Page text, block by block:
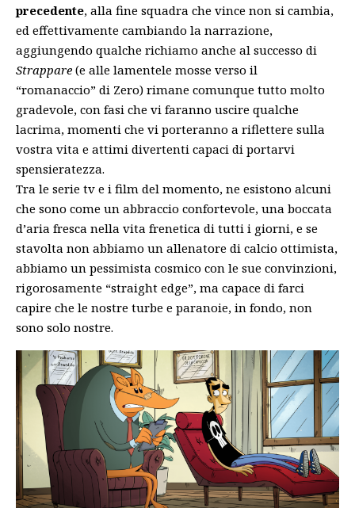
precedente, alla fine squadra che vince non si cambia,
ed effettivamente cambiando la narrazione,
aggiungendo qualche richiamo anche al successo di
Strappare (e alle lamentele mosse verso il
“romanaccio” di Zero) rimane comunque tutto molto
gradevole, con fasi che vi faranno uscire qualche
lacrima, momenti che vi porteranno a riflettere sulla
vostra vita e attimi divertenti capaci di portarvi
spensieratezza.
Tra le serie tv e i film del momento, ne esistono alcuni
che sono come un abbraccio confortevole, una boccata
d’aria fresca nella vita frenetica di tutti i giorni, e se
stavolta non abbiamo un allenatore di calcio ottimista,
abbiamo un pessimista cosmico con le sue convinzioni,
rigorosamente “straight edge”, ma capace di farci
capire che le nostre turbe e paranoie, in fondo, non
sono solo nostre.